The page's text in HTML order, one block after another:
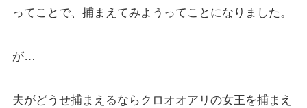
ってことで、捕まえてみようってことになりました。
が…
夫がどうせ捕まえるならクロオオアリの女王を捕まえ